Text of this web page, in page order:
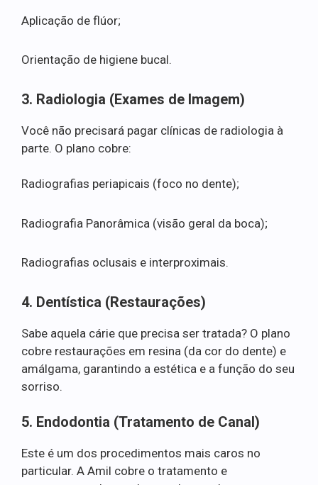
Aplicação de flúor;
Orientação de higiene bucal.
3. Radiologia (Exames de Imagem)
Você não precisará pagar clínicas de radiologia à
parte. O plano cobre:
Radiografias periapicais (foco no dente);
Radiografia Panorâmica (visão geral da boca);
Radiografias oclusais e interproximais.
4. Dentística (Restaurações)
Sabe aquela cárie que precisa ser tratada? O plano
cobre restaurações em resina (da cor do dente) e
amálgama, garantindo a estética e a função do seu
sorriso.
5. Endodontia (Tratamento de Canal)
Este é um dos procedimentos mais caros no
particular. A Amil cobre o tratamento e